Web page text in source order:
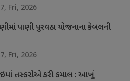
Fri, 2026
પાણી પુરવઠા યોજનાના કેબલની
Fri, 2026
તસ્કરોએ કરી કમાલ : આખું